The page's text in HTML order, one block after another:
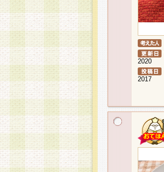
2020
2017